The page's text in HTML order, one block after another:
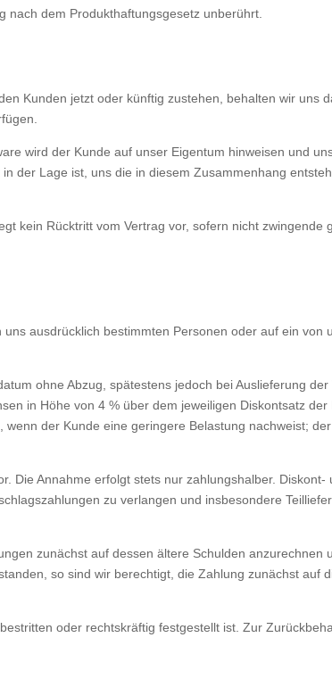
nach dem Produkthaftungsgesetz unberührt.
Kunden jetzt oder künftig zustehen, behalten wir uns
wird der Kunde auf unser Eigentum hinwei­sen und
der Lage ist, uns die in diesem Zusammenhang
kein Rücktritt vom Vertrag vor, sofern nicht zwingende
ausdrücklich bestimmten Personen oder auf ein von
ohne Abzug, spätestens jedoch bei Auslie­ferung
in Höhe von 4 % über dem jeweiligen Diskontsatz
der Kunde eine geringere Belastung nachweist;
Die Annahme erfolgt stets nur zahlungshalber.
zu verlangen und insbesondere
zunächst auf dessen ältere Schulden anzurechnen
so sind wir berechtigt, die Zahlung zunächst auf
oder rechtskräftig festgestellt ist. Zur